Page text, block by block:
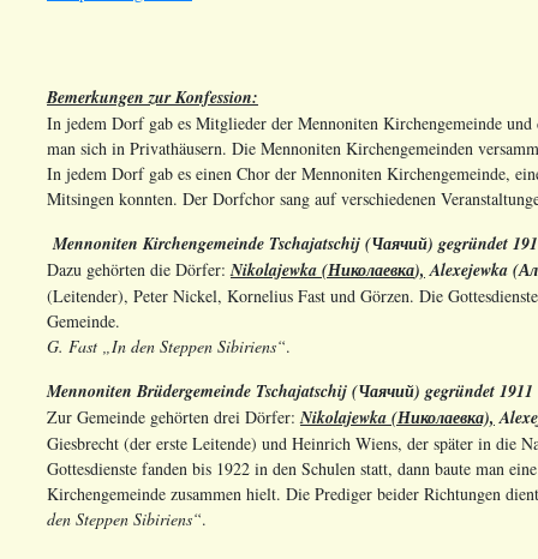
Bemerkungen zur Konfession:
In jedem Dorf gab es Mitglieder der Mennoniten Kirchengemeinde
man sich in Privathäusern. Die Mennoniten Kirchengemeinden
In jedem Dorf gab es einen Chor der Mennoniten Kirchengemeinde,
Mitsingen konnten. Der Dorfchor sang auf verschiedenen
Mennoniten Kirchengemeinde Tschajatschij (Чаячий) gegründet
Dazu gehörten die Dörfer:Nikolajewka (Николаевка), Alexejewka (
(Leitender), Peter Nickel, Kornelius Fast und Görzen. Die
Gemeinde.
G. Fast „In den Steppen Sibiriens“.
Mennoniten Brüdergemeinde Tschajatschij (Чаячий) gegründet 1911
Zur Gemeinde gehörten drei Dörfer:Nikolajewka (Николаевка),
Giesbrecht (der erste Leitende) und Heinrich Wiens, der später in die
Gottesdienste fanden bis 1922 in den Schulen statt, dann baute man
Kirchengemeinde zusammen hielt. Die Prediger beider Richtungen
den Steppen Sibiriens“.